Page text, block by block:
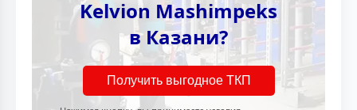
Kelvion Mashimpeks
в Казани?
Получить выгодное ТКП